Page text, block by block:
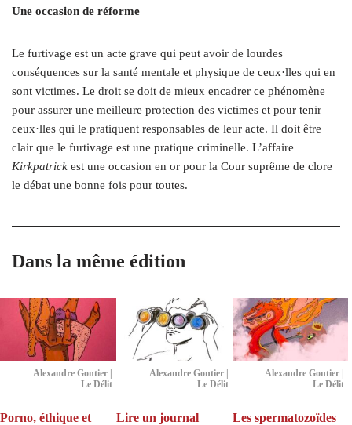
Une occasion de réforme
Le furtivage est un acte grave qui peut avoir de lourdes
conséquences sur la santé mentale et physique de ceux·lles qui en
sont victimes. Le droit se doit de mieux encadrer ce phénomène
pour assurer une meilleure protection des victimes et pour tenir
ceux·lles qui le pratiquent responsables de leur acte. Il doit être
clair que le furtivage est une pratique criminelle. L’affaire
Kirkpatrick est une occasion en or pour la Cour suprême de clore
le débat une bonne fois pour toutes.
Dans la même édition
Alexandre Gontier |
Le Délit
Porno, éthique et
Alexandre Gontier |
Le Délit
Lire un journal
Alexandre Gontier |
Le Délit
Les spermatozoïdes